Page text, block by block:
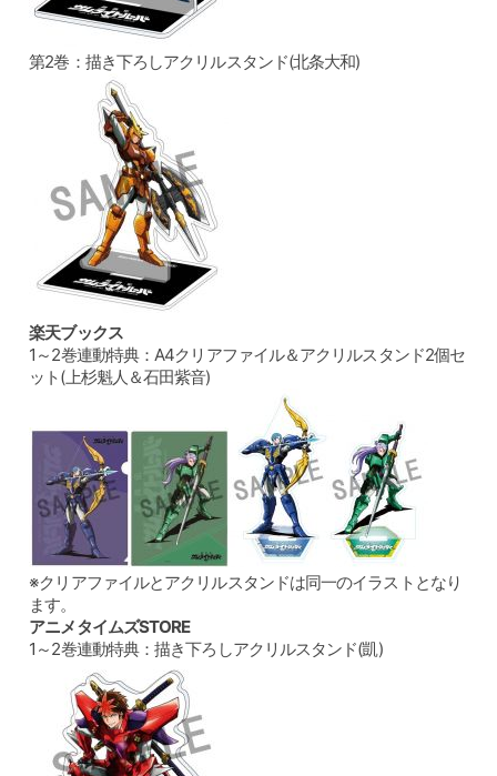
第2巻：描き下ろしアクリルスタンド(北条大和)
楽天ブックス
1～2巻連動特典：A4クリアファイル＆アクリルスタンド2個セ
ット(上杉魁人＆石田紫音)
※クリアファイルとアクリルスタンドは同一のイラストとなり
ます。
アニメタイムズSTORE
1～2巻連動特典：描き下ろしアクリルスタンド(凱)